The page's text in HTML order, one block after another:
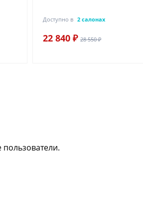
Доступно в 2 салонах
22 840 ₽ 28 550 ₽
пользователи.